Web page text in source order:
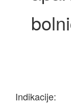
Indikacije: